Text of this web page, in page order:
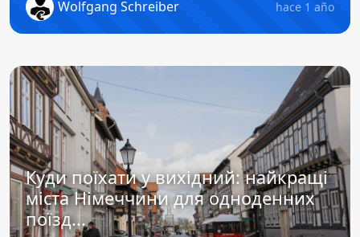
Wolfgang Schreiber
hace 1 año
Куди поїхати у вихідний: найкращі
міста Німеччини для одноденних
поїзд...